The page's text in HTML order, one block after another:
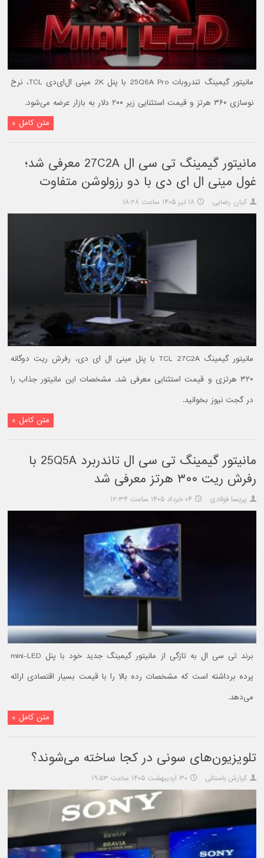
مانیتور گیمینگ تندروبات 25Q6A Pro با پنل 2K مینی ال‌ای‌دی TCL، نرخ
نوسازی ۳۶۰ هرتز و قیمت استثنایی زیر ۲۰۰ دلار به بازار عرضه می‌شود.
متن کامل »
مانیتور گیمینگ تی سی ال 27C2A معرفی شد؛
غول مینی ال ای دی با دو رزولوشن متفاوت
کیان رضایی ۱۸ تیر ۱۴۰۵ ساعت ۱۸:۲۸
مانیتور گیمینگ TCL 27C2A با پنل مینی ال ای دی، رفرش ریت دوگانه
۳۲۰ هرتزی و قیمت استثنایی معرفی شد. مشخصات این مانیتور جذاب را
در گجت نیوز بخوانید.
متن کامل »
مانیتور گیمینگ تی سی ال تاندربرد 25Q5A با
رفرش ریت ۳۰۰ هرتز معرفی شد
پریسا فولادی ۰۴ خرداد ۱۴۰۵ ساعت ۱۲:۳۴
برند تی سی ال به تازگی از مانیتور گیمینگ جدید خود با پنل mini-LED
پرده برداشته است که مشخصات رده بالا را با قیمت بسیار اقتصادی ارائه
می‌دهد.
متن کامل »
تلویزیون‌های سونی در کجا ساخته می‌شوند؟
کیارش باستانی ۳۰ اردیبهشت ۱۴۰۵ ساعت ۱۹:۵۳